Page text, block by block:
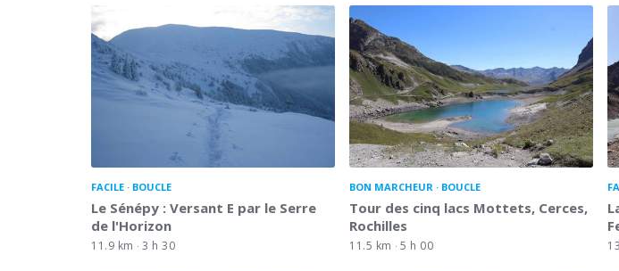
FACILE BOUCLE
Le Sénépy : Versant E par le Serre
de l'Horizon
11.9 km 3 h 30
BON MARCHEUR BOUCLE
Tour des cinq lacs Mottets, Cerces,
Rochilles
11.5 km 5 h 00